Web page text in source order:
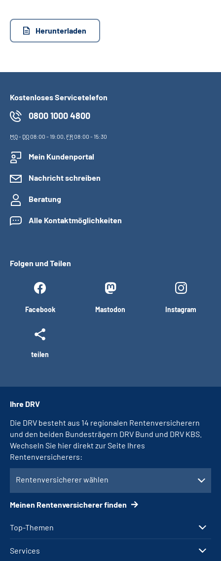
Mein Kundenportal
Herunterladen
Kostenloses Servicetelefon
0800 1000 4800
MO- DO08:00 - 19:00, FR08:00 - 15:30
Mein Kundenportal
Nachricht schreiben
Beratung
Alle Kontaktmöglichkeiten
Folgen und Teilen
Facebook Mastodon Instagram
teilen
Top-Themen
Services
Ihre DRV
Die DRV besteht aus 14 regionalen Rentenversicherern
und den beiden Bundesträgern DRV Bund und DRV KBS.
Wechseln Sie hier direkt zur Seite Ihres
Rentenversicherers:
Rentenversicherer wählen
Meinen Rentenversicherer finden